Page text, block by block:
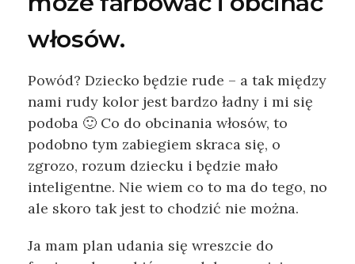
włosów.
Powód? Dziecko będzie rude – a tak między
nami rudy kolor jest bardzo ładny i mi się
podoba 🙂 Co do obcinania włosów, to
podobno tym zabiegiem skraca się, o
zgrozo, rozum dziecku i będzie mało
inteligentne. Nie wiem co to ma do tego, no
ale skoro tak jest to chodzić nie można.
Ja mam plan udania się wreszcie do